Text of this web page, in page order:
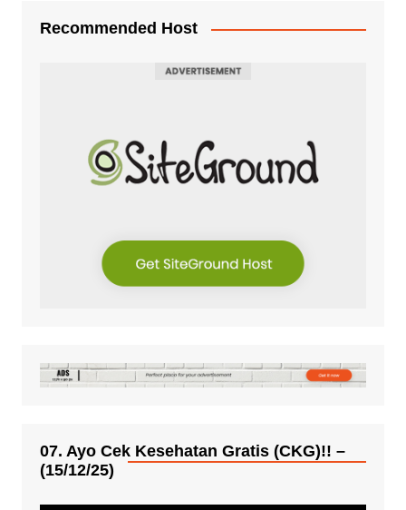
Recommended Host
07. Ayo Cek Kesehatan Gratis (CKG)!! –
(15/12/25)